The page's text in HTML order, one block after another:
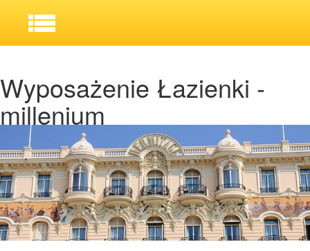
Wyposażenie Łazienki -
millenium